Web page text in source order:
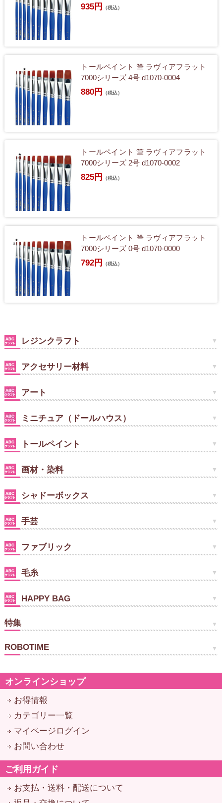
935円 （税込）
トールペイント 筆 ラヴィアフラット
7000シリーズ 4号 d1070-0004
880円 （税込）
トールペイント 筆 ラヴィアフラット
7000シリーズ 2号 d1070-0002
825円 （税込）
トールペイント 筆 ラヴィアフラット
7000シリーズ 0号 d1070-0000
792円 （税込）
レジンクラフト
アクセサリー材料
アート
ミニチュア（ドールハウス）
トールペイント
画材・染料
シャドーボックス
手芸
ファブリック
毛糸
HAPPY BAG
特集
ROBOTIME
オンラインショップ
お得情報
カテゴリー一覧
マイページログイン
お問い合わせ
ご利用ガイド
お支払・送料・配送について